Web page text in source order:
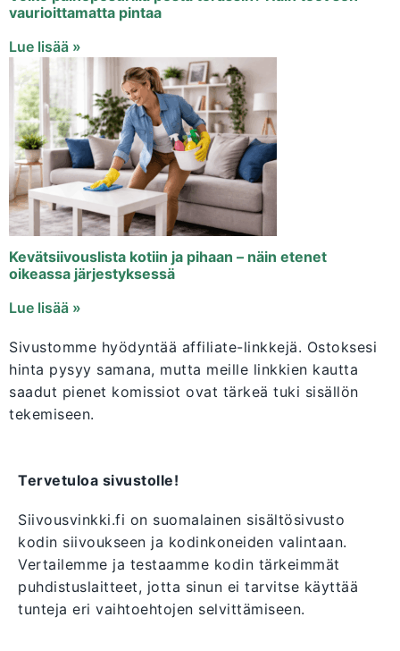
vaurioittamatta pintaa
Lue lisää »
Kevätsiivouslista kotiin ja pihaan – näin etenet
oikeassa järjestyksessä
Lue lisää »
Sivustomme hyödyntää affiliate-linkkejä. Ostoksesi
hinta pysyy samana, mutta meille linkkien kautta
saadut pienet komissiot ovat tärkeä tuki sisällön
tekemiseen.
Tervetuloa sivustolle!
Siivousvinkki.fi on suomalainen sisältösivusto
kodin siivoukseen ja kodinkoneiden valintaan.
Vertailemme ja testaamme kodin tärkeimmät
puhdistuslaitteet, jotta sinun ei tarvitse käyttää
tunteja eri vaihtoehtojen selvittämiseen.